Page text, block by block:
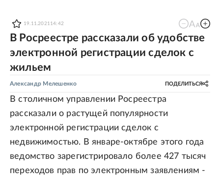
19.11.2021 14:42
В Росреестре рассказали об удобстве
электронной регистрации сделок с
жильем
Александр Мелешенко ПОДЕЛИТЬСЯ
В столичном управлении Росреестра
рассказали о растущей популярности
электронной регистрации сделок с
недвижимостью. В январе-октябре этого года
ведомство зарегистрировало более 427 тысяч
переходов прав по электронным заявлениям -